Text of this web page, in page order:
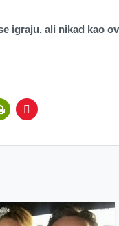
igraju, ali nikad kao